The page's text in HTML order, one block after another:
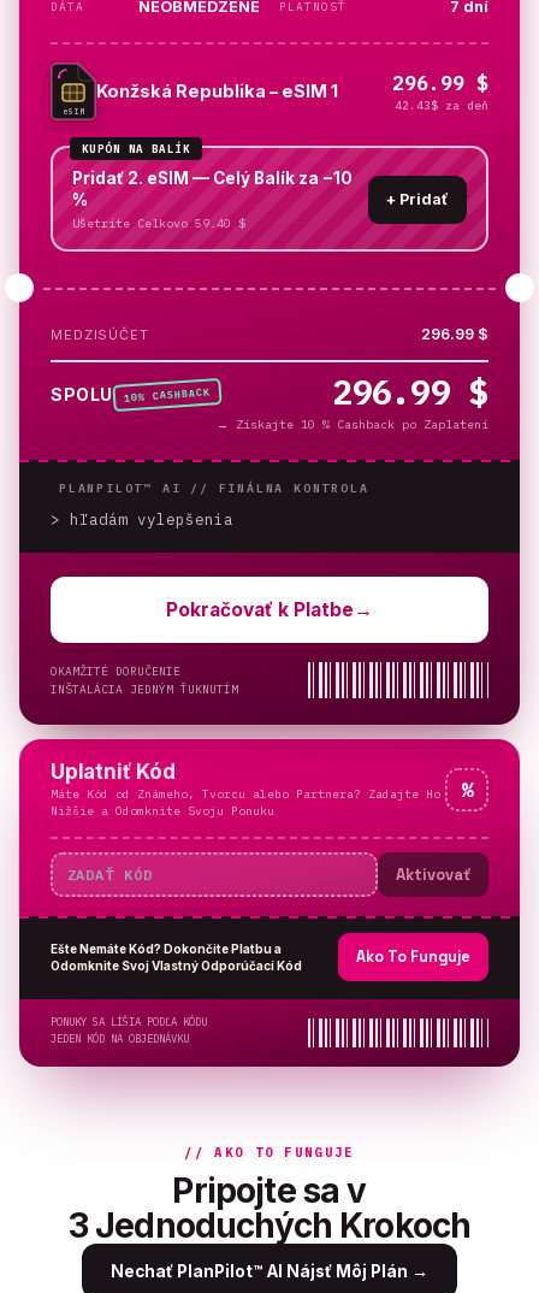
DÁTA NEOBMEDZENÉ PLATNOSŤ 7 dní
eSIM
Konžská Republika – eSIM 1 296.99 $
42.43$ za deň
KUPÓN NA BALÍK
Pridať 2. eSIM — Celý Balík za −10
%
Ušetríte Celkovo 59.40 $
+ Pridať
MEDZISÚČET 296.99 $
SPOLU 10% CASHBACK 296.99 $
→ Získajte 10 % Cashback po Zaplatení
PLANPILOT™ AI // FINÁLNA KONTROLA
> hľadám vylepšenia
Pokračovať k Platbe →
OKAMŽITÉ DORUČENIE
INŠTALÁCIA JEDNÝM ŤUKNUTÍM
Uplatniť Kód
Máte Kód od Známeho, Tvorcu alebo Partnera? Zadajte Ho
Nižšie a Odomknite Svoju Ponuku
%
Aktivovať
Ešte Nemáte Kód? Dokončite Platbu a
Odomknite Svoj Vlastný Odporúčací Kód
Ako To Funguje
PONUKY SA LÍŠIA PODĽA KÓDU
JEDEN KÓD NA OBJEDNÁVKU
// AKO TO FUNGUJE
Pripojte sa v
3 Jednoduchých Krokoch
Nechať PlanPilot™ AI Nájsť Môj Plán →